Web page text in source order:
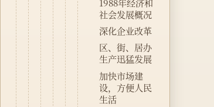
1988年经济和
社会发展概况
深化企业改革
区、街、居办
生产迅猛发展
加快市场建
设，方便人民
生活